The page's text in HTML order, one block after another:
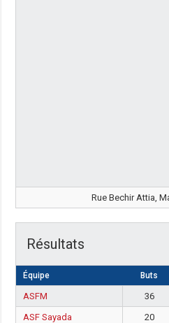
Rue Bechir Attia,
Résultats
Équipe Buts
ASFM 36
ASF Sayada
20